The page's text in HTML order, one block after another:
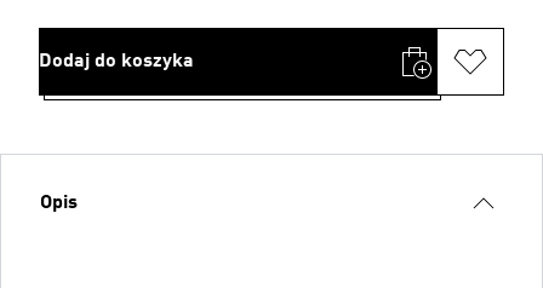
Dodaj do koszyka
Opis